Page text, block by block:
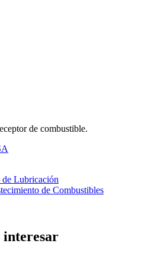
de combustible.
de Lubricación
de Combustibles
interesar